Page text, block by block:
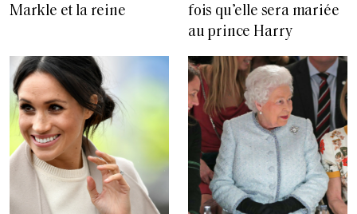
Markle et la reine
fois qu’elle sera mariée
au prince Harry